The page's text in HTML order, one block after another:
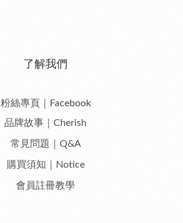
了解我們
粉絲專頁｜Facebook
品牌故事｜Cherish
常見問題｜Q&A
購買須知｜Notice
會員註冊教學